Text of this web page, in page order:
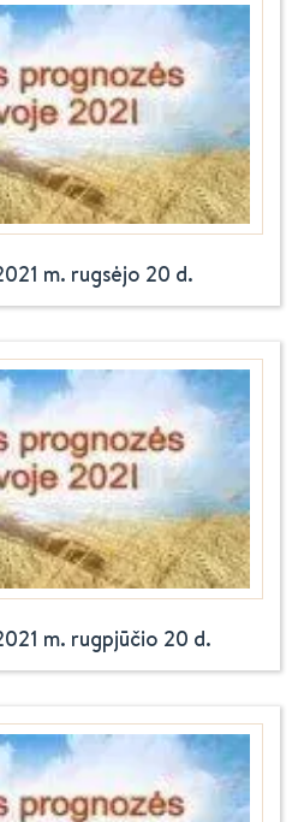
m. rugsėjo 20 d.
m. rugpjūčio 20 d.